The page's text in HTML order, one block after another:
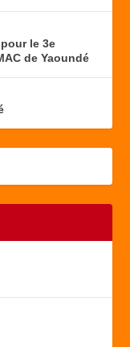
le 3e
de Yaoundé